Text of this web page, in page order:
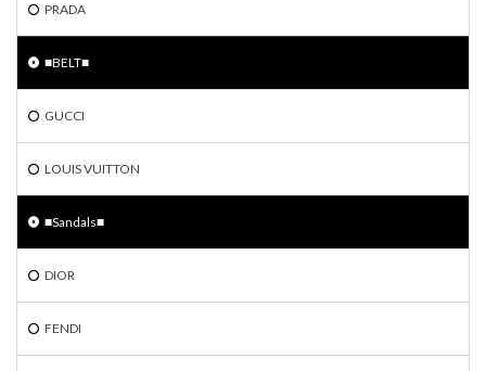
PRADA
■BELT■
GUCCI
LOUIS VUITTON
■Sandals■
DIOR
FENDI